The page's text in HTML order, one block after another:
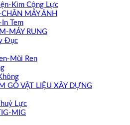
Kìm Cộng Lực
MÁY ẢNH
Tem
MÁY RUNG
Đục
Mũi Ren
GỖ VẬT LIỆU XÂY DỰNG
Lực
MIG